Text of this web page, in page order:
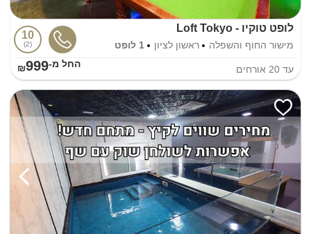
לופט טוקיו - Loft Tokyo
מישור החוף והשפלה ראשון לציון 1 לופט
10
2
עד 20 אורחים החל מ-₪999